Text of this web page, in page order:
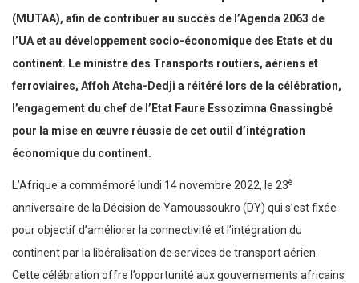
(MUTAA), afin de contribuer au succès de l’Agenda 2063 de
l’UA et au développement socio-économique des Etats et du
continent. Le ministre des Transports routiers, aériens et
ferroviaires, Affoh Atcha-Dedji a réitéré lors de la célébration,
l’engagement du chef de l’Etat Faure Essozimna Gnassingbé
pour la mise en œuvre réussie de cet outil d’intégration
économique du continent.
L’Afrique a commémoré lundi 14 novembre 2022, le 23è
anniversaire de la Décision de Yamoussoukro (DY) qui s’est fixée
pour objectif d’améliorer la connectivité et l’intégration du
continent par la libéralisation de services de transport aérien.
Cette célébration offre l’opportunité aux gouvernements africains